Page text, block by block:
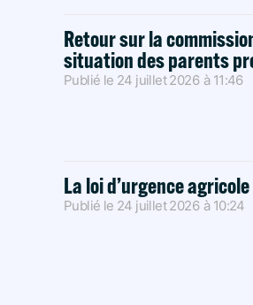
Retour sur la
situation des parents
Publié le 24 juillet 2026 à 11:46
La loi d’urgence
Publié le 24 juillet 2026 à 10:24